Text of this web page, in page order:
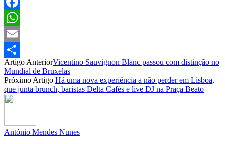
Facebook
WhatsApp
Email
Partilhar
Artigo AnteriorVicentino Sauvignon Blanc passou com distinção no
Mundial de Bruxelas
Próximo Artigo Há uma nova experiência a não perder em Lisboa,
que junta brunch, baristas Delta Cafés e live DJ na Praça Beato
António Mendes Nunes